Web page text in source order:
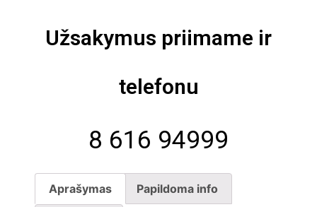
Užsakymus priimame ir
telefonu
8 616 94999
Aprašymas Papildoma info